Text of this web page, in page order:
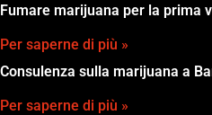
Fumare marijuana per la prima
Per saperne di più »
Consulenza sulla marijuana a
Per saperne di più »